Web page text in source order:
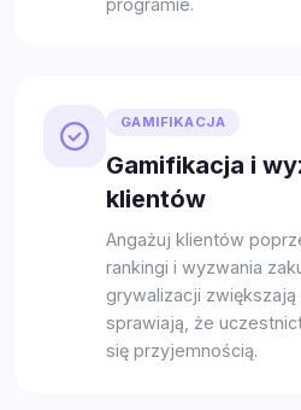
programie.
GAMIFIKACJA
Gamifikacja i
klientów
Angażuj klientów
rankingi i wyzwania
grywalizacji
sprawiają, że
się przyjemnością.